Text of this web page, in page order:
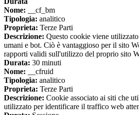
Nome: __cf_bm
Tipologia: analitico
Proprieta: Terze Parti
Descrizione: Questo cookie viene
umani e bot. Ciò è vantaggioso per il sito
rapporti validi sull'utilizzo del proprio sito
Durata: 30 minuti
Nome: __cfruid
Tipologia: analitico
Proprieta: Terze Parti
Descrizione: Cookie associato ai siti che
utilizzato per identificare il traffico web